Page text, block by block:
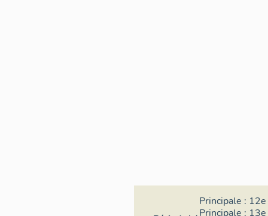
Principale :
Principale :